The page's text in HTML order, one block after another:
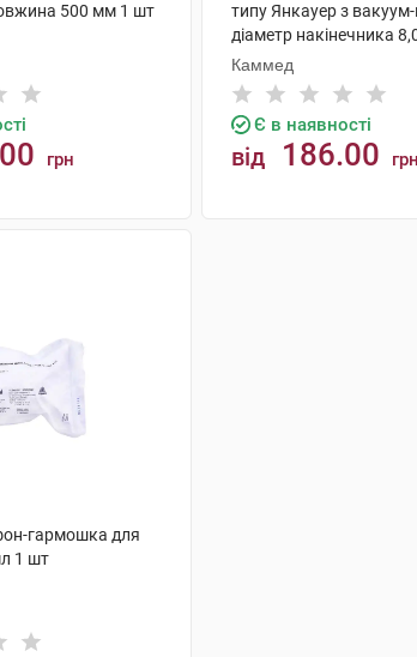
500 мм 1 шт
грн
типу Янкауер з
діаметр накінечника
шт
Каммед
Є в наявності
від 186.00 грн
гармошка для
1 шт